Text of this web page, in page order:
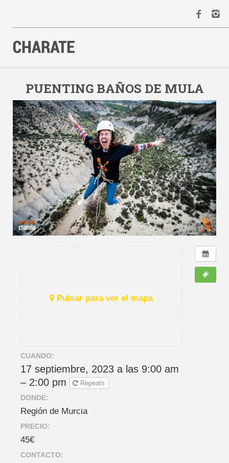
AGENDA
ACTIVIDADES
ALQUILER
EQUIPO
CONTACTO
PUENTING BAÑOS DE MULA
Pulsar para ver el mapa
CUANDO:
17 septiembre, 2023 a las 9:00 am
– 2:00 pm
Repeats
DONDE:
Región de Murcia
PRECIO:
45€
CONTACTO: